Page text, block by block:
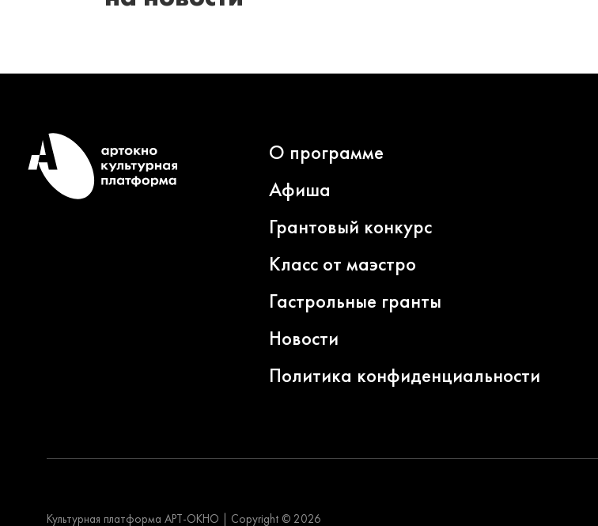
О программе
Афиша
Грантовый конкурс
Класс от маэстро
Гастрольные гранты
Новости
Политика конфиденциальности
Культурная платформа АРТ-ОКНО Copyright © 2026